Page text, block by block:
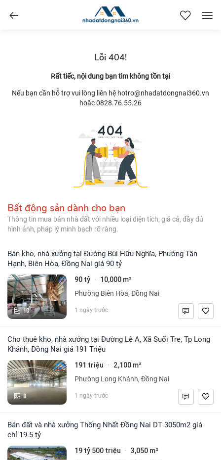
nhadatdongnai360.vn
Lỗi 404!
Rất tiếc, nội dung bạn tìm không tồn tại
Nếu bạn cần hỗ trợ vui lòng liên hệ hotro@nhadatdongnai360.vn
hoặc 0828.76.55.26
Bất động sản dành cho bạn
Thông tin mua bán nhà đất với nhiều loại diện tích, giá cả, đầy đủ
hình ảnh, pháp lý minh bạch rõ ràng.
Bán kho, nhà xưởng tại Đường Bùi Hữu Nghĩa, Phường Tân
Hạnh, Biên Hòa, Đồng Nai giá 90 tỷ
10
90 tỷ · 10,000 m²
Phường Biên Hòa, Đồng Nai
1 ngày trước
Cho thuê kho, nhà xưởng tại Đường Lê A, Xã Suối Tre, Tp Long
Khánh, Đồng Nai giá 191 Triệu
8
191 triệu · 2,100 m²
Phường Long Khánh, Đồng Nai
1 ngày trước
Bán đất và nhà xưởng Thống Nhất Đồng Nai DT 3050m2 giá
chỉ 19.5 tỷ
19 tỷ 500 triệu · 3,050 m²